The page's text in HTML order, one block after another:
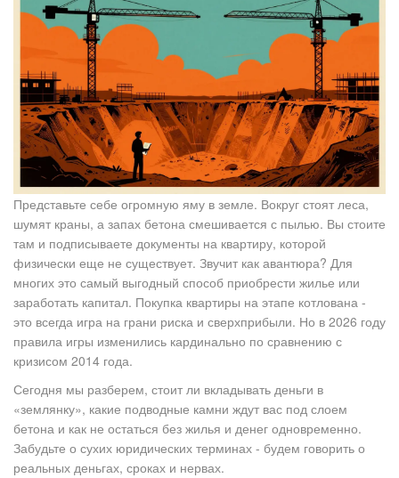
Представьте себе огромную яму в земле. Вокруг стоят леса,
шумят краны, а запах бетона смешивается с пылью. Вы стоите
там и подписываете документы на квартиру, которой
физически еще не существует. Звучит как авантюра? Для
многих это самый выгодный способ приобрести жилье или
заработать капитал. Покупка квартиры на этапе котлована -
это всегда игра на грани риска и сверхприбыли. Но в 2026 году
правила игры изменились кардинально по сравнению с
кризисом 2014 года.
Сегодня мы разберем, стоит ли вкладывать деньги в
«землянку», какие подводные камни ждут вас под слоем
бетона и как не остаться без жилья и денег одновременно.
Забудьте о сухих юридических терминах - будем говорить о
реальных деньгах, сроках и нервах.